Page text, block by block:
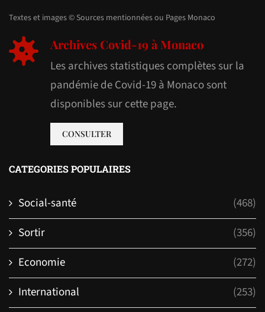
Textes et images © Sources mentionnées ou Pages Monaco
Archives Covid-19 à Monaco
Les archives statistiques complètes sur la
pandémie de Covid-19 à Monaco sont
disponibles sur cette page.
CONSULTER
CATEGORIES POPULAIRES
Social-santé
(468)
Sortir
(356)
Economie
(272)
International
(253)